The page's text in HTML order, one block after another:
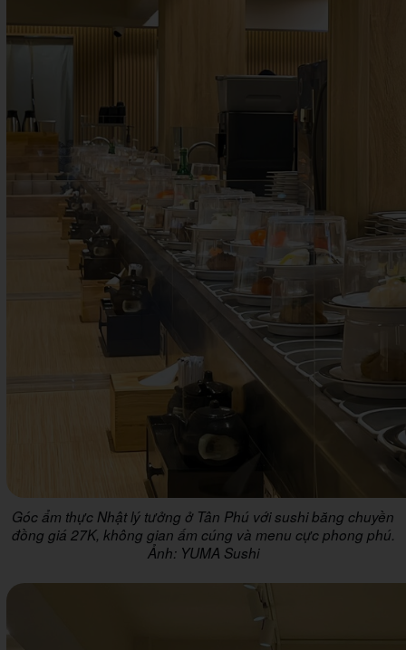
Góc ẩm thực Nhật lý tưởng ở Tân Phú với sushi băng chuyền
đồng giá 27K, không gian ấm cúng và menu cực phong phú.
Ảnh: YUMA Sushi